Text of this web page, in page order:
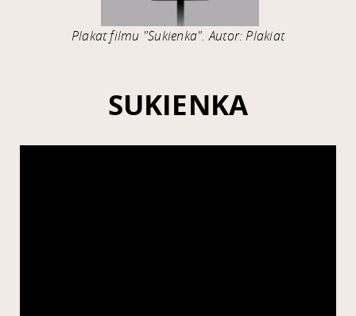
Plakat filmu "Sukienka". Autor: Plakiat
SUKIENKA